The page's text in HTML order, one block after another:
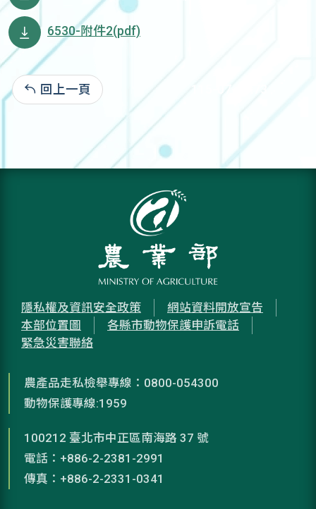
6530-附件2(pdf)
回上一頁 115-07-06:73
隱私權及資訊安全政策
網站資料開放宣告
本部位置圖
各縣市動物保護申訴電話
緊急災害聯絡
農產品走私檢舉專線：0800-054300
動物保護專線:1959
100212 臺北市中正區南海路 37 號
電話：+886-2-2381-2991
傳真：+886-2-2331-0341